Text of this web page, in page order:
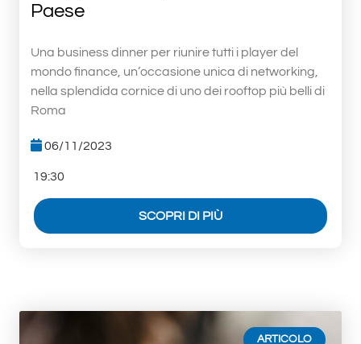
Paese
Una business dinner per riunire tutti i player del
mondo finance, un’occasione unica di networking,
nella splendida cornice di uno dei rooftop più belli di
Roma
06/11/2023
19:30
SCOPRI DI PIÙ
ARTICOLO